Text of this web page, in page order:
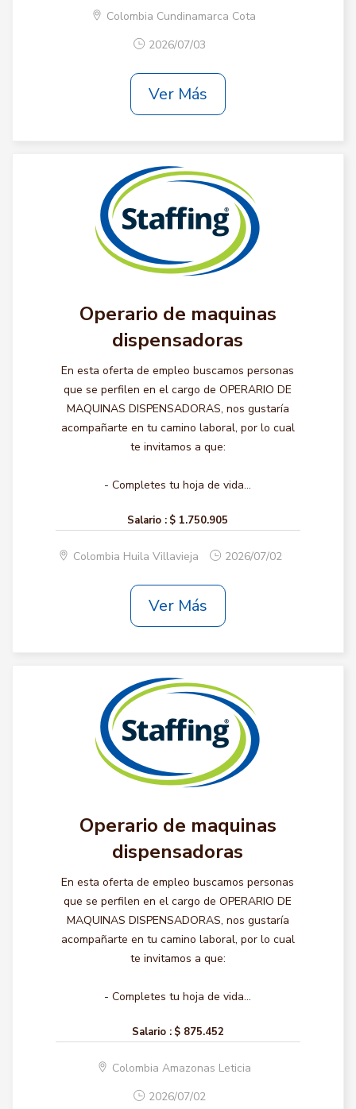
Colombia Cundinamarca Cota
2026/07/03
Ver Más
Operario de maquinas
dispensadoras
En esta oferta de empleo buscamos personas
que se perfilen en el cargo de OPERARIO DE
MAQUINAS DISPENSADORAS, nos gustaría
acompañarte en tu camino laboral, por lo cual
te invitamos a que:
- Completes tu hoja de vida...
Salario : $ 1.750.905
Colombia Huila Villavieja 2026/07/02
Ver Más
Operario de maquinas
dispensadoras
En esta oferta de empleo buscamos personas
que se perfilen en el cargo de OPERARIO DE
MAQUINAS DISPENSADORAS, nos gustaría
acompañarte en tu camino laboral, por lo cual
te invitamos a que:
- Completes tu hoja de vida...
Salario : $ 875.452
Colombia Amazonas Leticia
2026/07/02